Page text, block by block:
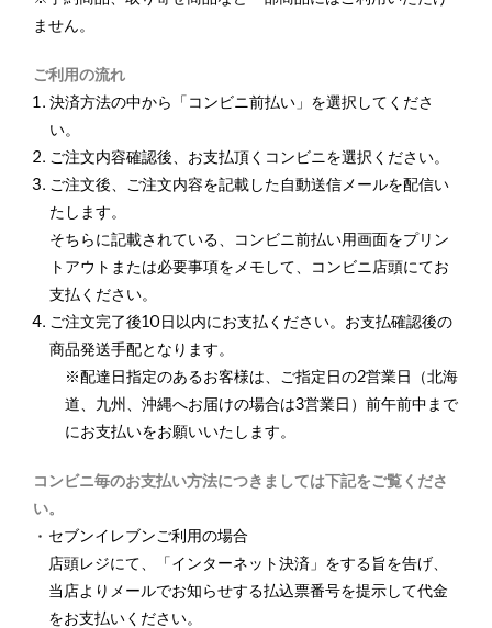
ません。
ご利用の流れ
決済方法の中から「コンビニ前払い」を選択してくださ
い。
ご注文内容確認後、お支払頂くコンビニを選択ください。
ご注文後、ご注文内容を記載した自動送信メールを配信い
たします。
そちらに記載されている、コンビニ前払い用画面をプリン
トアウトまたは必要事項をメモして、コンビニ店頭にてお
支払ください。
ご注文完了後10日以内にお支払ください。お支払確認後の
商品発送手配となります。
※配達日指定のあるお客様は、ご指定日の2営業日（北海
道、九州、沖縄へお届けの場合は3営業日）前午前中まで
にお支払いをお願いいたします。
コンビニ毎のお支払い方法につきましては下記をご覧くださ
い。
セブンイレブンご利用の場合
店頭レジにて、「インターネット決済」をする旨を告げ、
当店よりメールでお知らせする払込票番号を提示して代金
をお支払いください。